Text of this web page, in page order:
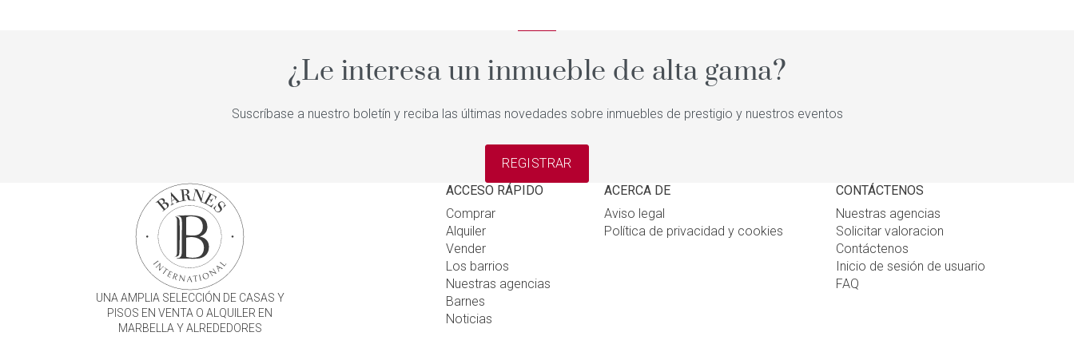
¿Le interesa un inmueble de alta gama?
Suscríbase a nuestro boletín y reciba las últimas novedades sobre inmuebles de prestigio y nuestros eventos
REGISTRAR
UNA AMPLIA SELECCIÓN DE CASAS Y
PISOS EN VENTA O ALQUILER EN
MARBELLA Y ALREDEDORES
ACCESO RÁPIDO
Comprar
Alquiler
Vender
Los barrios
Nuestras agencias
Barnes
Noticias
ACERCA DE
Aviso legal
Política de privacidad y cookies
CONTÁCTENOS
Nuestras agencias
Solicitar valoracion
Contáctenos
Inicio de sesión de usuario
FAQ